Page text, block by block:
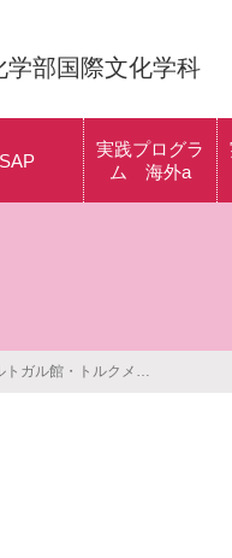
学部国際文化学科
SAP
実践プログラ
ム 海外a
ム
ポルトガル館・トルクメニスタン館・ブラジル館・カンボジア館